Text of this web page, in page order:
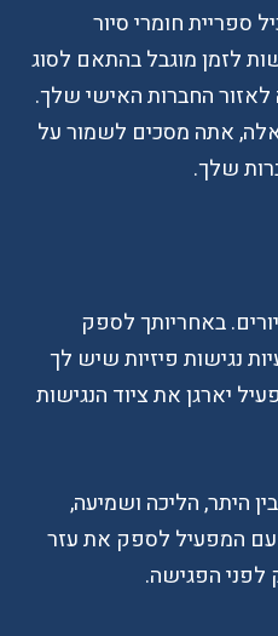
ספריית חומרי סיור
לזמן מוגבל בהתאם לסוג
החברות האישי שלך.
אתה מסכים לשמור על
שלך.
באחריותך לספק
נגישות פיזיות שיש לך
יארגן את ציוד הנגישות
היתר, הליכה ושמיעה,
המפעיל לספק את עזר
לפני הפגישה.